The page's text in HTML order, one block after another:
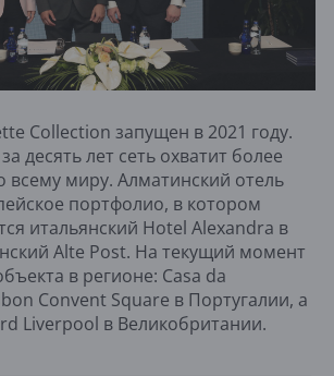
Collection запущен в 2021 году.
десять лет сеть охватит более
всему миру. Алматинский отель
портфолио, в котором
итальянский Hotel Alexandra в
Alte Post. На текущий момент
в регионе: Casa da
Convent Square в Португалии, а
Liverpool в Великобритании.